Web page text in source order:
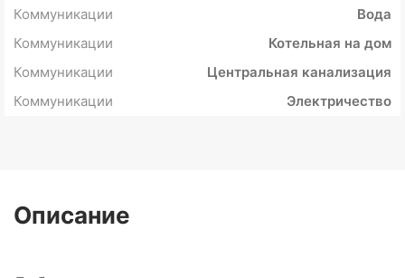
Коммуникации
Вода
Коммуникации
Котельная на дом
Коммуникации
Центральная канализация
Коммуникации
Электричество
Описание